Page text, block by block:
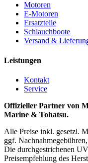
Motoren
E-Motoren
Ersatzteile
Schlauchboote
Versand &
Leistungen
Kontakt
Service
Offizieller Partner von
Marine & Tohatsu.
Alle Preise inkl. gesetzl.
ggf.
Die durchgestrichenen
Preisempfehlung des